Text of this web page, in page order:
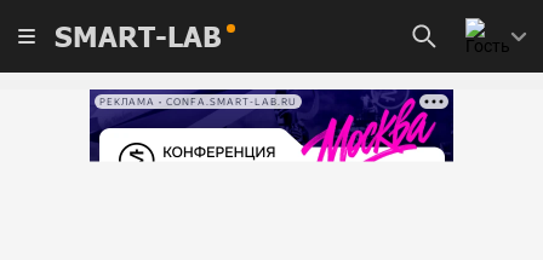
SMART-LAB
РЕКЛАМА • CONFA.SMART-LAB.RU